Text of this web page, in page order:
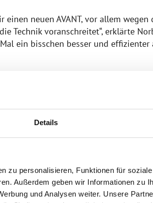
Details
zu personalisieren, Funktionen für
Außerdem geben wir Informationen zu
und Analysen weiter. Unsere
einen neuen AVANT, vor allem wegen
Technik voranschreitet“, erklärte
ein bisschen besser und effizienter
ist ein Visionär. Abgesehen von der
arbeitet noch immer an neuen Ideen.
kein Zufall: Er hat sich bewusst für
Zuverlässigkeit vereint. Seine